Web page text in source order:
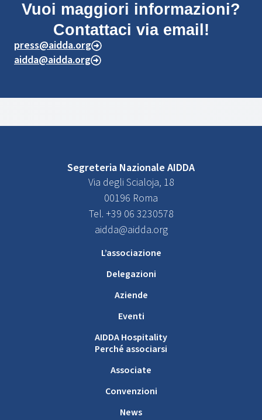
Vuoi maggiori informazioni?
Contattaci via email!
press@aidda.org
aidda@aidda.org
Segreteria Nazionale AIDDA
Via degli Scialoja, 18
00196 Roma
Tel. +39 06 3230578
aidda@aidda.org
L’associazione
Delegazioni
Aziende
Eventi
AIDDA Hospitality
Perché associarsi
Associate
Convenzioni
News